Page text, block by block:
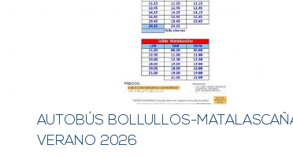
AUTOBÚS BOLLULLOS-
VERANO 2026